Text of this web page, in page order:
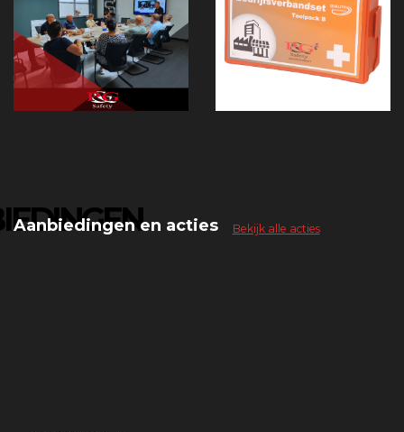
Aanbiedingen en acties Bekijk alle acties